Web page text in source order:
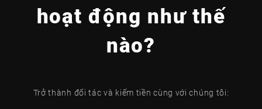
hoạt động như thế
nào?
Trở thành đối tác và kiếm tiền cùng với chúng tôi: